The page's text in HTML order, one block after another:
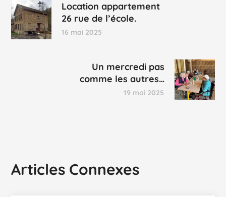
Location appartement
26 rue de l’école.
16 mai 2025
Un mercredi pas
comme les autres…
19 mai 2025
Articles Connexes